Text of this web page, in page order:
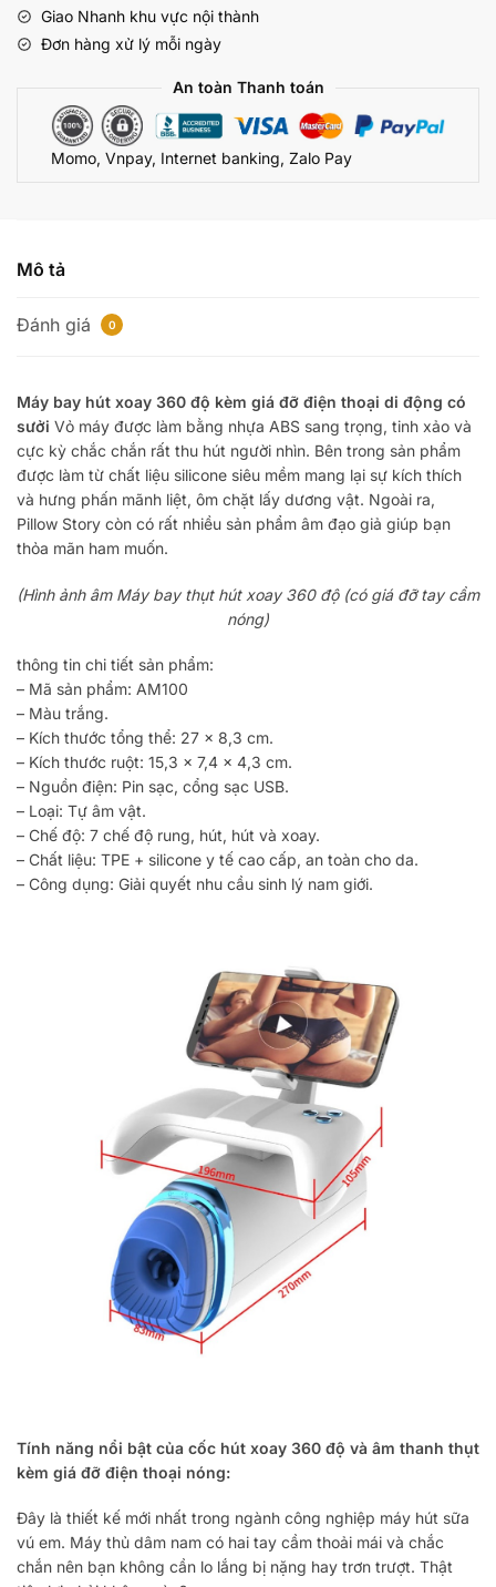
thụt
xoay
hàng
số
Giao Nhanh khu vực nội thành
Đơn hàng xử lý mỗi ngày
An toàn Thanh toán
Momo, Vnpay, Internet banking, Zalo Pay
Mô tả
Đánh giá 0
Máy bay hút xoay 360 độ kèm giá đỡ điện thoại di động có
sưởi Vỏ máy được làm bằng nhựa ABS sang trọng, tinh xảo và
cực kỳ chắc chắn rất thu hút người nhìn. Bên trong sản phẩm
được làm từ chất liệu silicone siêu mềm mang lại sự kích thích
và hưng phấn mãnh liệt, ôm chặt lấy dương vật. Ngoài ra,
Pillow Story còn có rất nhiều sản phẩm âm đạo giả giúp bạn
thỏa mãn ham muốn.
(Hình ảnh âm Máy bay thụt hút xoay 360 độ (có giá đỡ tay cầm
nóng)
thông tin chi tiết sản phẩm:
– Mã sản phẩm: AM100
– Màu trắng.
– Kích thước tổng thể: 27 x 8,3 cm.
– Kích thước ruột: 15,3 x 7,4 x 4,3 cm.
– Nguồn điện: Pin sạc, cổng sạc USB.
– Loại: Tự âm vật.
– Chế độ: 7 chế độ rung, hút, hút và xoay.
– Chất liệu: TPE + silicone y tế cao cấp, an toàn cho da.
– Công dụng: Giải quyết nhu cầu sinh lý nam giới.
Tính năng nổi bật của cốc hút xoay 360 độ và âm thanh thụt
kèm giá đỡ điện thoại nóng:
Đây là thiết kế mới nhất trong ngành công nghiệp máy hút sữa
vú em. Máy thủ dâm nam có hai tay cầm thoải mái và chắc
chắn nên bạn không cần lo lắng bị nặng hay trơn trượt. Thật